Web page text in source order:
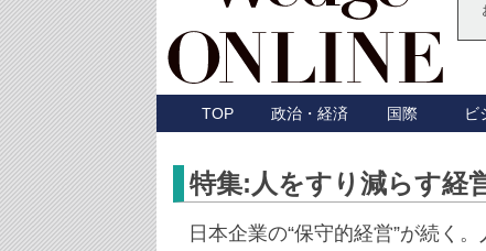
TOP 政治・経済 国際 ビ
特集:人をすり減らす経
日本企業の“保守的経営”が続く